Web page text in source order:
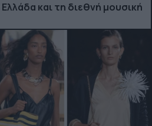
και τη διεθνή μουσική